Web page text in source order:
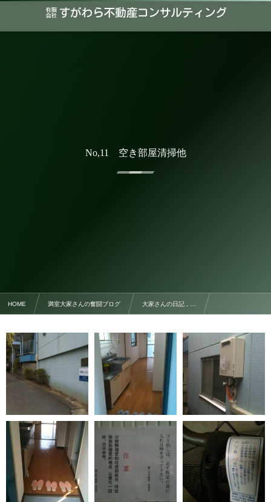
No,11 空き部屋清掃他
HOME 満室大家さんの奮闘ブログ 大家さんの日記 , …